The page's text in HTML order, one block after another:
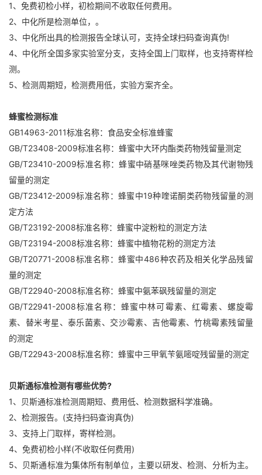
1、免费初检小样，初检期间不收取任何费用。
2、中化所是检测单位，。
3、中化所出具的检测报告全球认可，支持全球扫码查询真伪!
4、中化所全国多家实验室分支，支持全国上门取样，也支持寄样检
测。
5、检测周期短，检测费用低，实验方案齐全。
蜂蜜检测标准
GB14963-2011标准名称：食品安全标准蜂蜜
GB/T23408-2009标准名称：蜂蜜中大环内酯类药物残留量测定
GB/T23410-2009标准名称：蜂蜜中硝基咪唑类药物及其代谢物残
留量的测定
GB/T23412-2009标准名称：蜂蜜中19种喹诺酮类药物残留量的测
定方法
GB/T23192-2008标准名称：蜂蜜中淀粉粒的测定方法
GB/T23194-2008标准名称：蜂蜜中植物花粉的测定方法
GB/T20771-2008标准名称：蜂蜜中486种农药及相关化学品残留
量的测定
GB/T22940-2008标准名称：蜂蜜中氨苯砜残留量的测定
GB/T22941-2008标准名称：蜂蜜中林可霉素、红霉素、螺旋霉
素、替米考星、泰乐菌素、交沙霉素、吉他霉素、竹桃霉素残留量
的测定
GB/T22943-2008标准名称：蜂蜜中三甲氧苄氨嘧啶残留量的测定
贝斯通标准检测有哪些优势?
1、贝斯通标准检测周期短、费用低、检测数据科学准确。
2、检测报告。(支持扫码查询真伪)
3、支持上门取样，寄样检测。
4、免费初检小样(不收取任何费用)
5、贝斯通标准为集体所有制单位，主要以研发、检测、分析为主。